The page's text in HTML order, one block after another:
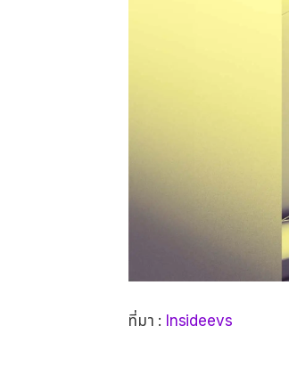
ที่มา : Insideevs